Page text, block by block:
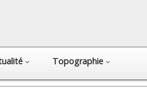
Topographie